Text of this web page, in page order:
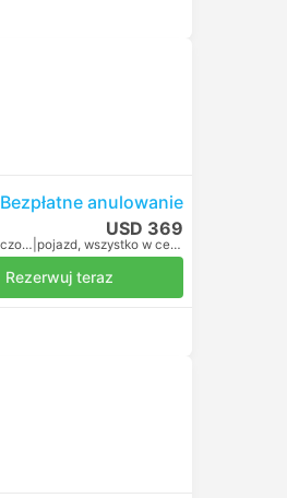
Bezpłatne anulowanie
USD 369
Podatki wliczone pojazd, wszystko w cenie
Rezerwuj teraz